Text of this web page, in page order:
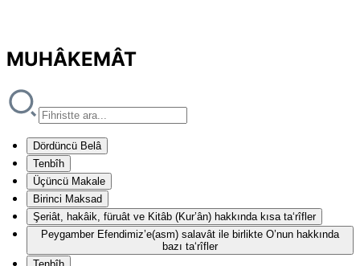
MUHÂKEMÂT
Dördüncü Belâ
Tenbîh
Üçüncü Makale
Birinci Maksad
Şeriât, hakâik, füruât ve Kitâb (Kur’ân) hakkında kısa ta‘rîfler
Peygamber Efendimiz’e(asm) salavât ile birlikte O’nun hakkında
bazı ta‘rîfler